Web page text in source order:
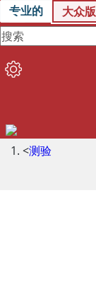
专业的 大众版
<测验